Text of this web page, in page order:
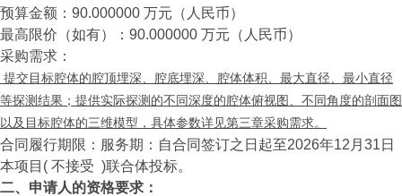
预算金额：90.000000 万元（人民币）
最高限价（如有）：90.000000 万元（人民币）
采购需求：
提交目标腔体的腔顶埋深、腔底埋深、腔体体积、最大直径、最小直径
等探测结果；提供实际探测的不同深度的腔体俯视图、不同角度的剖面图
以及目标腔体的三维模型，具体参数详见第三章采购需求。
合同履行期限：服务期：自合同签订之日起至2026年12月31日
本项目( 不接受 )联合体投标。
二、申请人的资格要求：